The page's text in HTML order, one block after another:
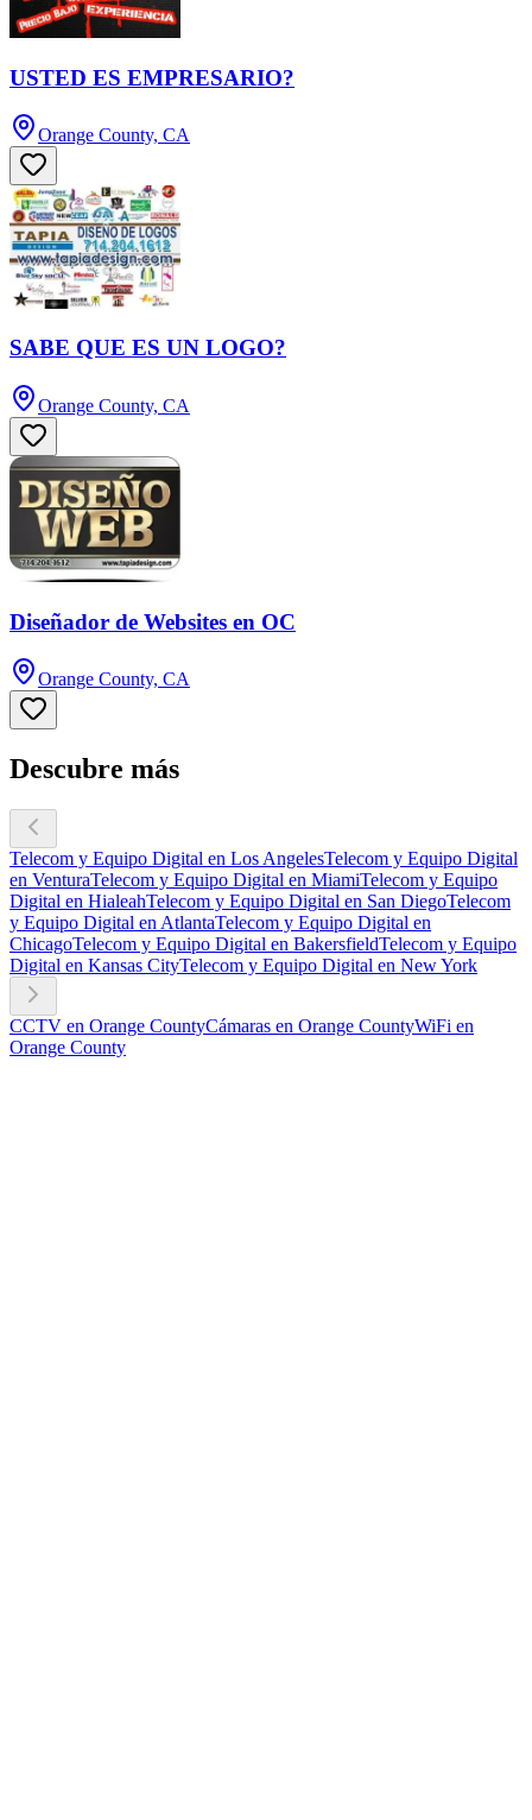
USTED ES EMPRESARIO?
Orange County, CA
SABE QUE ES UN LOGO?
Orange County, CA
Diseñador de Websites en OC
Orange County, CA
Descubre más
Telecom y Equipo Digital en Los AngelesTelecom y Equipo Digital
en VenturaTelecom y Equipo Digital en MiamiTelecom y Equipo
Digital en HialeahTelecom y Equipo Digital en San DiegoTelecom
y Equipo Digital en AtlantaTelecom y Equipo Digital en
ChicagoTelecom y Equipo Digital en BakersfieldTelecom y Equipo
Digital en Kansas CityTelecom y Equipo Digital en New York
CCTV en Orange CountyCámaras en Orange CountyWiFi en
Orange County